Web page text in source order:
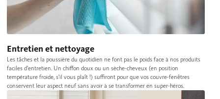
Entretien et nettoyage
Les tâches et la poussière du quotidien ne font pas le poids face à nos produits
faciles d'entretien. Un chiffon doux ou un sèche-cheveux (en position
température froide, s'il vous plaît !) suffiront pour que vos couvre-fenêtres
conservent leur aspect neuf sans avoir à se transformer en super-héros.